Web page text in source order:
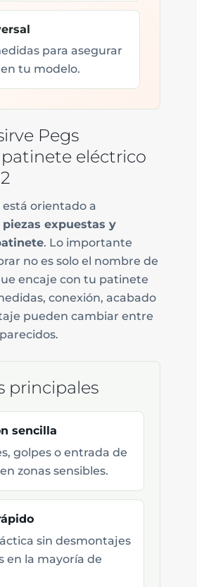
para asegurar
tu modelo.
Pegs
eléctrico
orientado a
expuestas y
. Lo importante
no es solo el nombre de
encaje con tu patinete
conexión, acabado
pueden cambiar entre
principales
sencilla
golpes o entrada de
zonas sensibles.
sin desmontajes
en la mayoría de